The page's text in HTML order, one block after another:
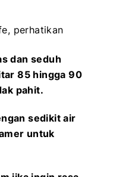
perhatikan
dan seduh
85 hingga 90
pahit.
sedikit air
untuk